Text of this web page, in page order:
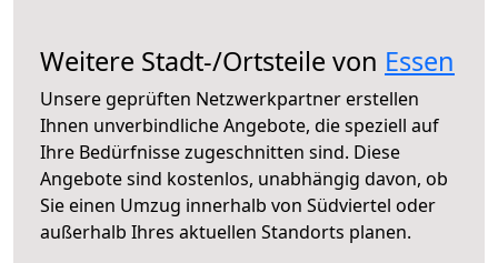
Weitere Stadt-/Ortsteile von Essen
Unsere geprüften Netzwerkpartner erstellen
Ihnen unverbindliche Angebote, die speziell auf
Ihre Bedürfnisse zugeschnitten sind. Diese
Angebote sind kostenlos, unabhängig davon, ob
Sie einen Umzug innerhalb von Südviertel oder
außerhalb Ihres aktuellen Standorts planen.